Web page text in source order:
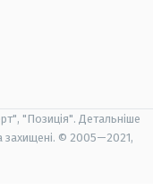
"Позиція". Детальніше
захищені. © 2005—2021,